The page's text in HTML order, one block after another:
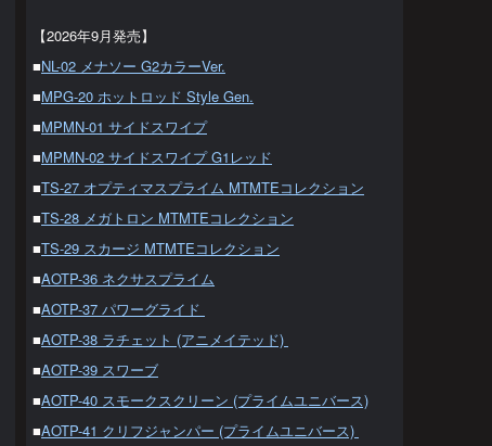
【2026年9月発売】
■NL-02 メナソー G2カラーVer.
■MPG-20 ホットロッド Style Gen.
■MPMN-01 サイドスワイプ
■MPMN-02 サイドスワイプ G1レッド
■TS-27 オプティマスプライム MTMTEコレクション
■TS-28 メガトロン MTMTEコレクション
■TS-29 スカージ MTMTEコレクション
■AOTP-36 ネクサスプライム
■AOTP-37 パワーグライド
■AOTP-38 ラチェット (アニメイテッド)
■AOTP-39 スワーブ
■AOTP-40 スモークスクリーン (プライムユニバース)
■AOTP-41 クリフジャンパー (プライムユニバース)